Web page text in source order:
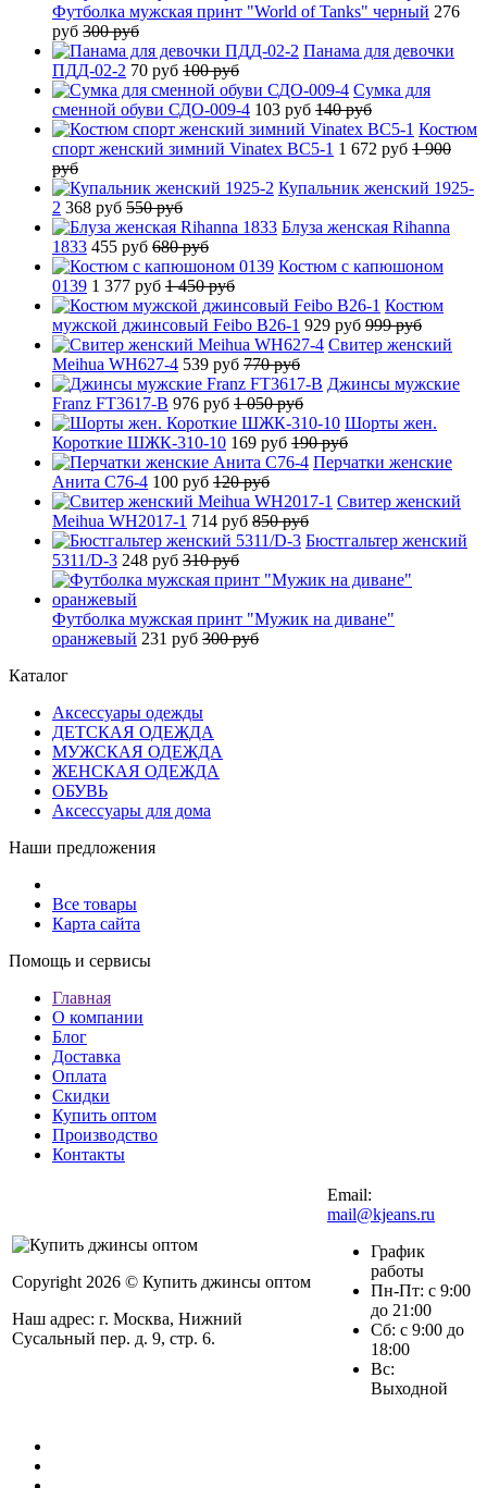
Футболка мужская принт "World of Tanks" черный 276
руб 300 руб
Панама для девочки
ПДД-02-2 70 руб 100 руб
Сумка для
сменной обуви СДО-009-4 103 руб 140 руб
Костюм
спорт женский зимний Vinatex BC5-1 1 672 руб 1 900
руб
Купальник женский 1925-
2 368 руб 550 руб
Блуза женская Rihanna
1833 455 руб 680 руб
Костюм с капюшоном
0139 1 377 руб 1 450 руб
Костюм
мужской джинсовый Feibo B26-1 929 руб 999 руб
Свитер женский
Meihua WH627-4 539 руб 770 руб
Джинсы мужские
Franz FT3617-B 976 руб 1 050 руб
Шорты жен.
Короткие ШЖК-310-10 169 руб 190 руб
Перчатки женские
Анита C76-4 100 руб 120 руб
Свитер женский
Meihua WH2017-1 714 руб 850 руб
Бюстгальтер женский
5311/D-3 248 руб 310 руб
Футболка мужская принт "Мужик на диване"
оранжевый 231 руб 300 руб
Каталог
Аксессуары одежды
ДЕТСКАЯ ОДЕЖДА
МУЖСКАЯ ОДЕЖДА
ЖЕНСКАЯ ОДЕЖДА
ОБУВЬ
Аксессуары для дома
Наши предложения
Все товары
Карта сайта
Помощь и сервисы
Главная
О компании
Блог
Доставка
Оплата
Скидки
Купить оптом
Производство
Контакты
Copyright 2026 © Купить джинсы оптом
Наш адрес: г. Москва, Нижний
Сусальный пер. д. 9, стр. 6.
Email:
mail@kjeans.ru
График
работы
Пн-Пт: с 9:00
до 21:00
Сб: с 9:00 до
18:00
Вс:
Выходной